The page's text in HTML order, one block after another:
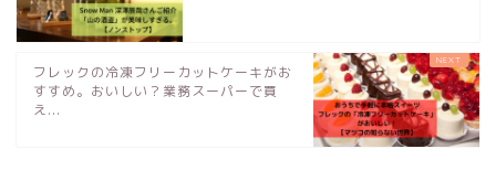
フレックの冷凍フリーカットケーキがお
すすめ。おいしい？業務スーパーで買
え...